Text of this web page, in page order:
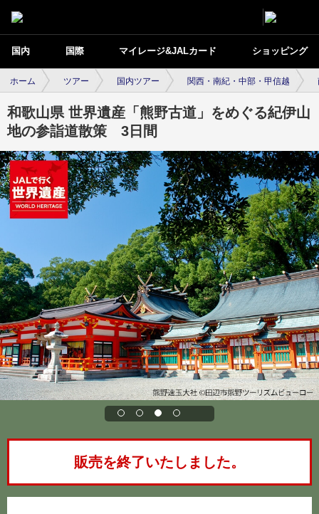
国内 国際 マイレージ&JALカード ショッピング
ホーム ツアー 国内ツアー 関西・南紀・中部・甲信越
和歌山県 世界遺産「熊野古道」をめぐる紀伊山
地の参詣道散策 3日間
販売を終了いたしました。